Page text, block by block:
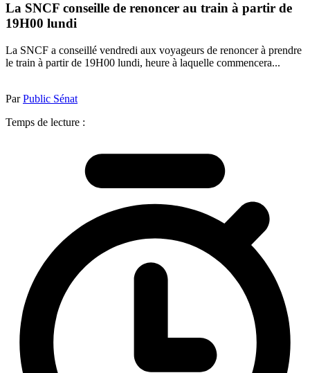
La SNCF conseille de renoncer au train à partir de
19H00 lundi
La SNCF a conseillé vendredi aux voyageurs de renoncer à prendre
le train à partir de 19H00 lundi, heure à laquelle commencera...
ParPublic Sénat
Temps de lecture :